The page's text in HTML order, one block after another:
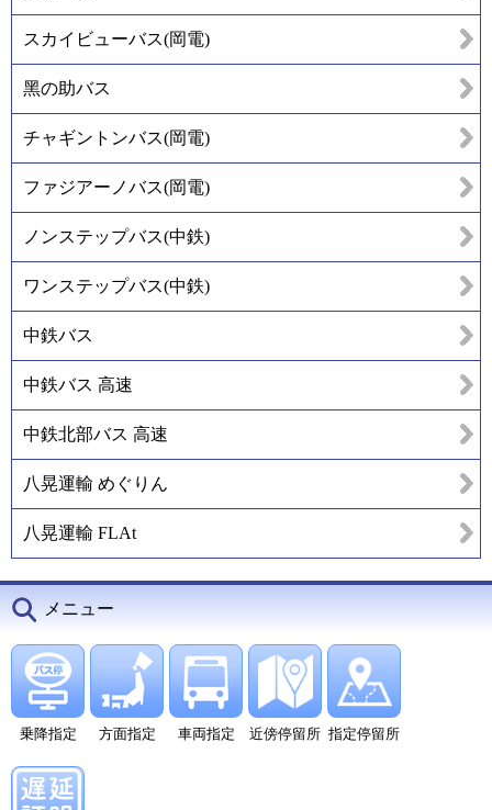
スカイビューバス(岡電)
黑の助バス
チャギントンバス(岡電)
ファジアーノバス(岡電)
ノンステップバス(中鉄)
ワンステップバス(中鉄)
中鉄バス
中鉄バス 高速
中鉄北部バス 高速
八晃運輸 めぐりん
八晃運輸 FLAt
メニュー
乗降指定 方面指定 車両指定 近傍停留所 指定停留所